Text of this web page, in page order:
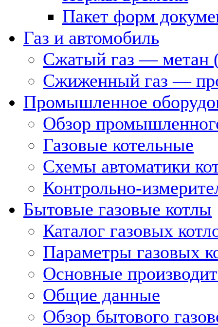
Пакет форм
Газ и автомобиль
Сжатый газ — метан
Сжиженный газ —
Промышленное
Обзор
Газовые котельные
Схемы автоматики
Контрольно-
Бытовые газовые котлы
Каталог газовых
Параметры газовых
Основные
Общие данные
Обзор бытового